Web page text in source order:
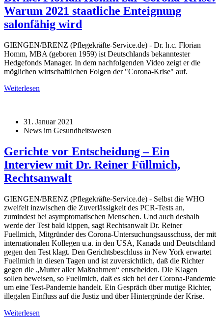
Warum 2021 staatliche Enteignung
salonfähig wird
GIENGEN/BRENZ (Pflegekräfte-Service.de) - Dr. h.c. Florian
Homm, MBA (geboren 1959) ist Deutschlands bekanntester
Hedgefonds Manager. In dem nachfolgenden Video zeigt er die
möglichen wirtschaftlichen Folgen der "Corona-Krise" auf.
Weiterlesen
31. Januar 2021
News im Gesundheitswesen
Gerichte vor Entscheidung – Ein
Interview mit Dr. Reiner Füllmich,
Rechtsanwalt
GIENGEN/BRENZ (Pflegekräfte-Service.de) - Selbst die WHO
zweifelt inzwischen die Zuverlässigkeit des PCR-Tests an,
zumindest bei asymptomatischen Menschen. Und auch deshalb
werde der Test bald kippen, sagt Rechtsanwalt Dr. Reiner
Fuellmich, Mitgründer des Corona-Untersuchungsausschuss, der mit
internationalen Kollegen u.a. in den USA, Kanada und Deutschland
gegen den Test klagt. Den Gerichtsbeschluss in New York erwartet
Fuellmich in diesen Tagen und ist zuversichtlich, daß die Richter
gegen die „Mutter aller Maßnahmen“ entscheiden. Die Klagen
sollen beweisen, so Fuellmich, daß es sich bei der Corona-Pandemie
um eine Test-Pandemie handelt. Ein Gespräch über mutige Richter,
illegalen Einfluss auf die Justiz und über Hintergründe der Krise.
Weiterlesen